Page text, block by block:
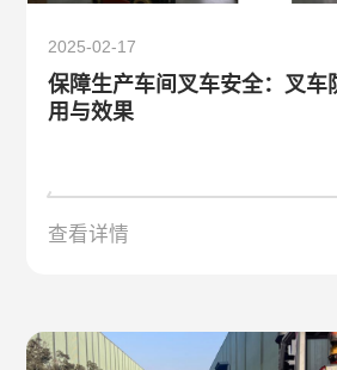
2025-02-17
保障生产车间叉车安全：叉车
用与效果
查看详情